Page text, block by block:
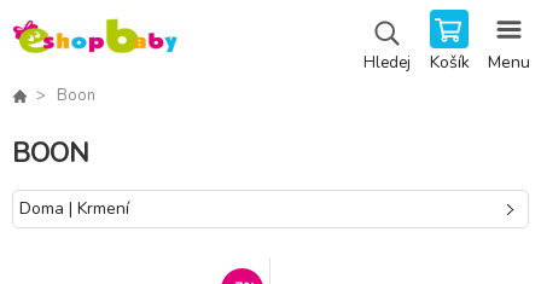
Hledej Košík Menu
Boon
BOON
Doma | Krmení